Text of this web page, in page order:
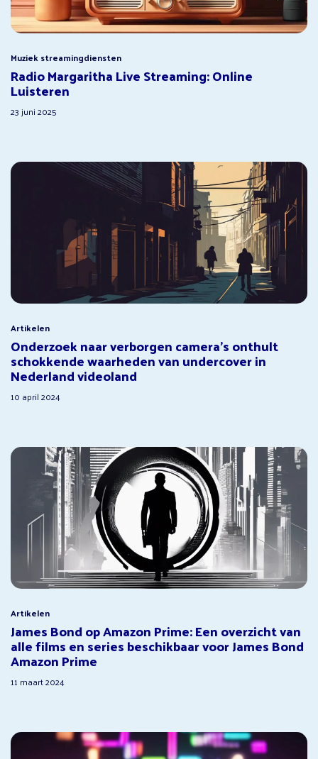
Muziek streamingdiensten
Radio Margaritha Live Streaming: Online
Luisteren
23 juni 2025
Artikelen
Onderzoek naar verborgen camera’s onthult
schokkende waarheden van undercover in
Nederland videoland
10 april 2024
Artikelen
James Bond op Amazon Prime: Een overzicht van
alle films en series beschikbaar voor James Bond
Amazon Prime
11 maart 2024